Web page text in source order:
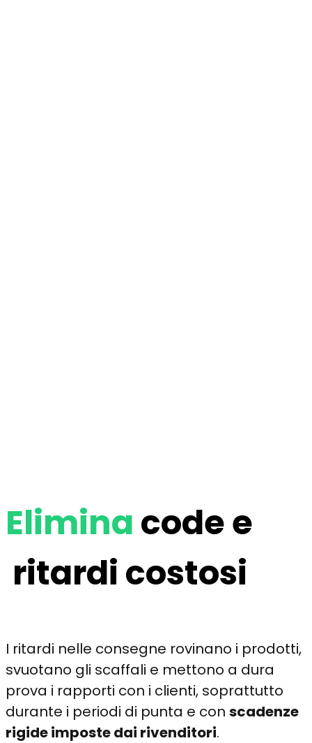
Eliminacode e
ritardi costosi
I ritardi nelle consegne rovinano i prodotti,
svuotano gli scaffali e mettono a dura
prova i rapporti con i clienti, soprattutto
durante i periodi di punta e con scadenze
rigide imposte dai rivenditori.